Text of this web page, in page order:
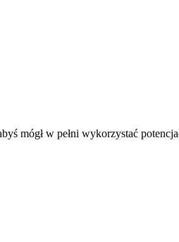
mógł w pełni wykorzystać